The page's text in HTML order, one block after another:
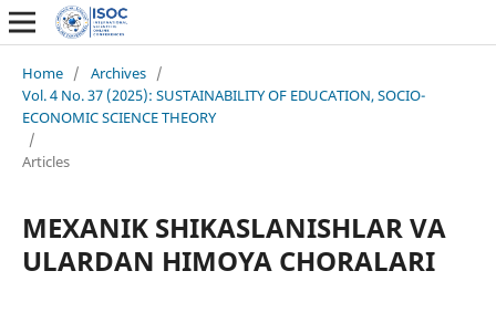
Home / Archives /
Vol. 4 No. 37 (2025): SUSTAINABILITY OF EDUCATION, SOCIO-
ECONOMIC SCIENCE THEORY
/
Articles
MEXANIK SHIKASLANISHLAR VA
ULARDAN HIMOYA CHORALARI